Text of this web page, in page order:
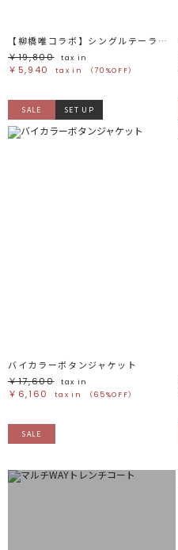
【柳橋唯コラボ】シングルテーラードジャケット
￥19,800
tax in
￥5,940 tax in （70%OFF）
SALE SET UP
バイカラーボタンジャケット
￥17,600
tax in
￥6,160 tax in （65%OFF）
SALE